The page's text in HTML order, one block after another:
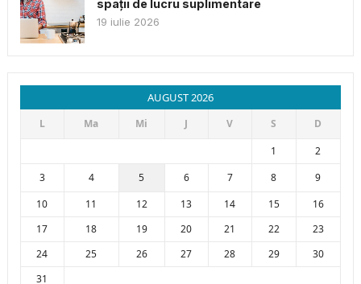
spații de lucru suplimentare
19 iulie 2026
AUGUST 2026
L Ma Mi J V S
D
1
2
3
4 5 6 7 8
9
10
11 12 13 14 15
16
17
18 19 20 21 22
23
24
25 26 27 28 29
30
31